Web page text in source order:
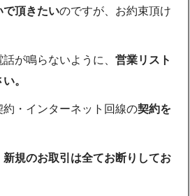
で頂きたいのですが、お約束頂け
が鳴らないように、営業リスト
。
・インターネット回線の契約を
新規のお取引は全てお断りしてお